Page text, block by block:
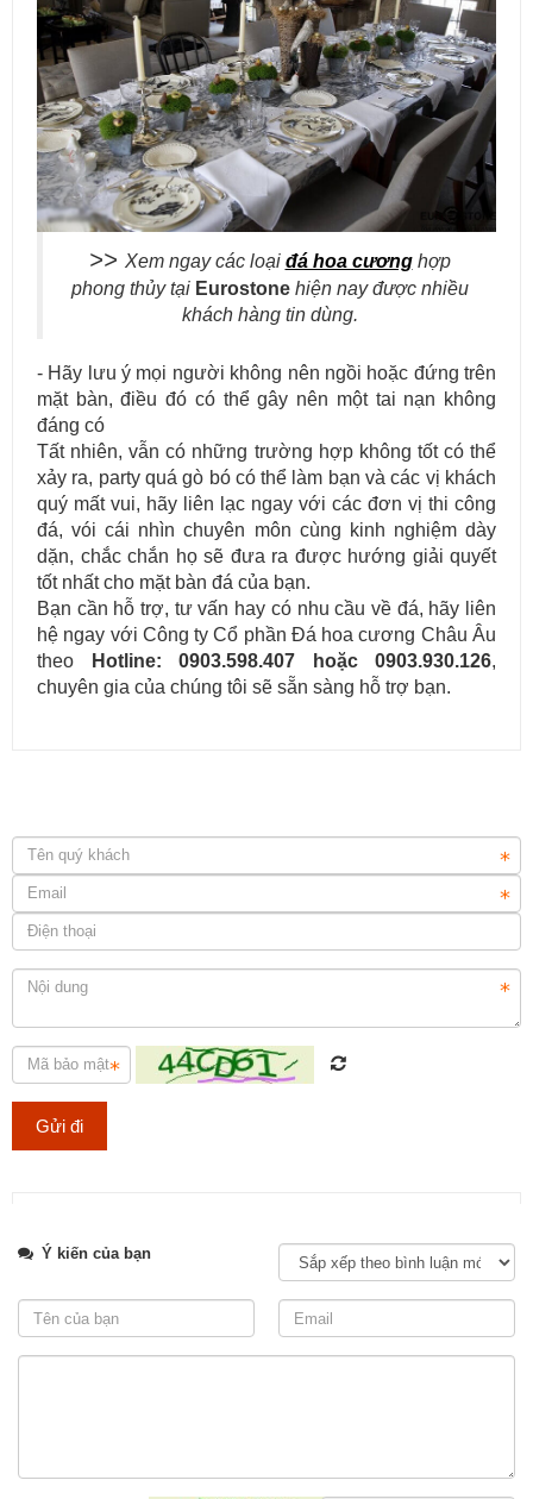
>> Xem ngay các loại đá hoa cươnghợp
phong thủy tại Eurostonehiện nay được nhiều
khách hàng tin dùng.
- Hãy lưu ý mọi người không nên ngồi hoặc đứng trên
mặt bàn, điều đó có thể gây nên một tai nạn không
đáng có
Tất nhiên, vẫn có những trường hợp không tốt có thể
xảy ra, party quá gò bó có thể làm bạn và các vị khách
quý mất vui, hãy liên lạc ngay với các đơn vị thi công
đá, vói cái nhìn chuyên môn cùng kinh nghiệm dày
dặn, chắc chắn họ sẽ đưa ra được hướng giải quyết
tốt nhất cho mặt bàn đá của bạn.
Bạn cần hỗ trợ, tư vấn hay có nhu cầu về đá, hãy liên
hệ ngay với Công ty Cổ phần Đá hoa cương Châu Âu
theo
Hotline: 0903.598.407 hoặc 0903.930.126,
chuyên gia của chúng tôi sẽ sẵn sàng hỗ trợ bạn.
Ý kiến của bạn
Mẫu bàn ăn mặt đá tự nhiên cao cấp và sang trọng cho gia đình
thân yêu của bạn.
Cung cấp & thi công đá ốp cầu thang máy cho các công trình.
Lựa chọn đá ốp mặt bếp uy tín và chuyên nghiệp tại TP.HCM
Thi công hạng mục đá lát nền cho cách công trình, đảm bảo chất